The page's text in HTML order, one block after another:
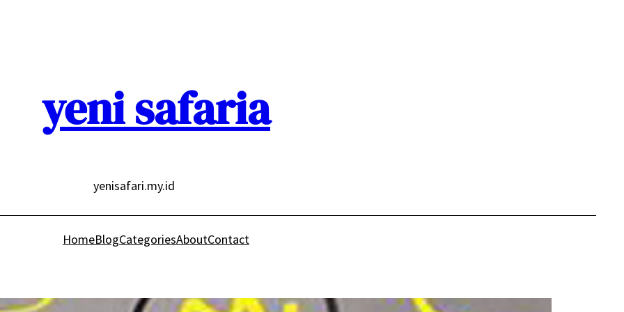
yeni safaria
yenisafari.my.id
HomeBlogCategoriesAboutContact